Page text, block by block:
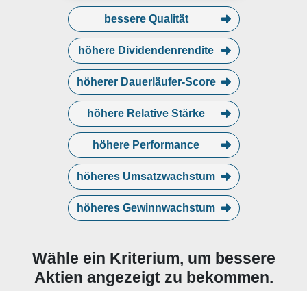
bessere Qualität
höhere Dividendenrendite
höherer Dauerläufer-Score
höhere Relative Stärke
höhere Performance
höheres Umsatzwachstum
höheres Gewinnwachstum
Wähle ein Kriterium, um bessere
Aktien angezeigt zu bekommen.